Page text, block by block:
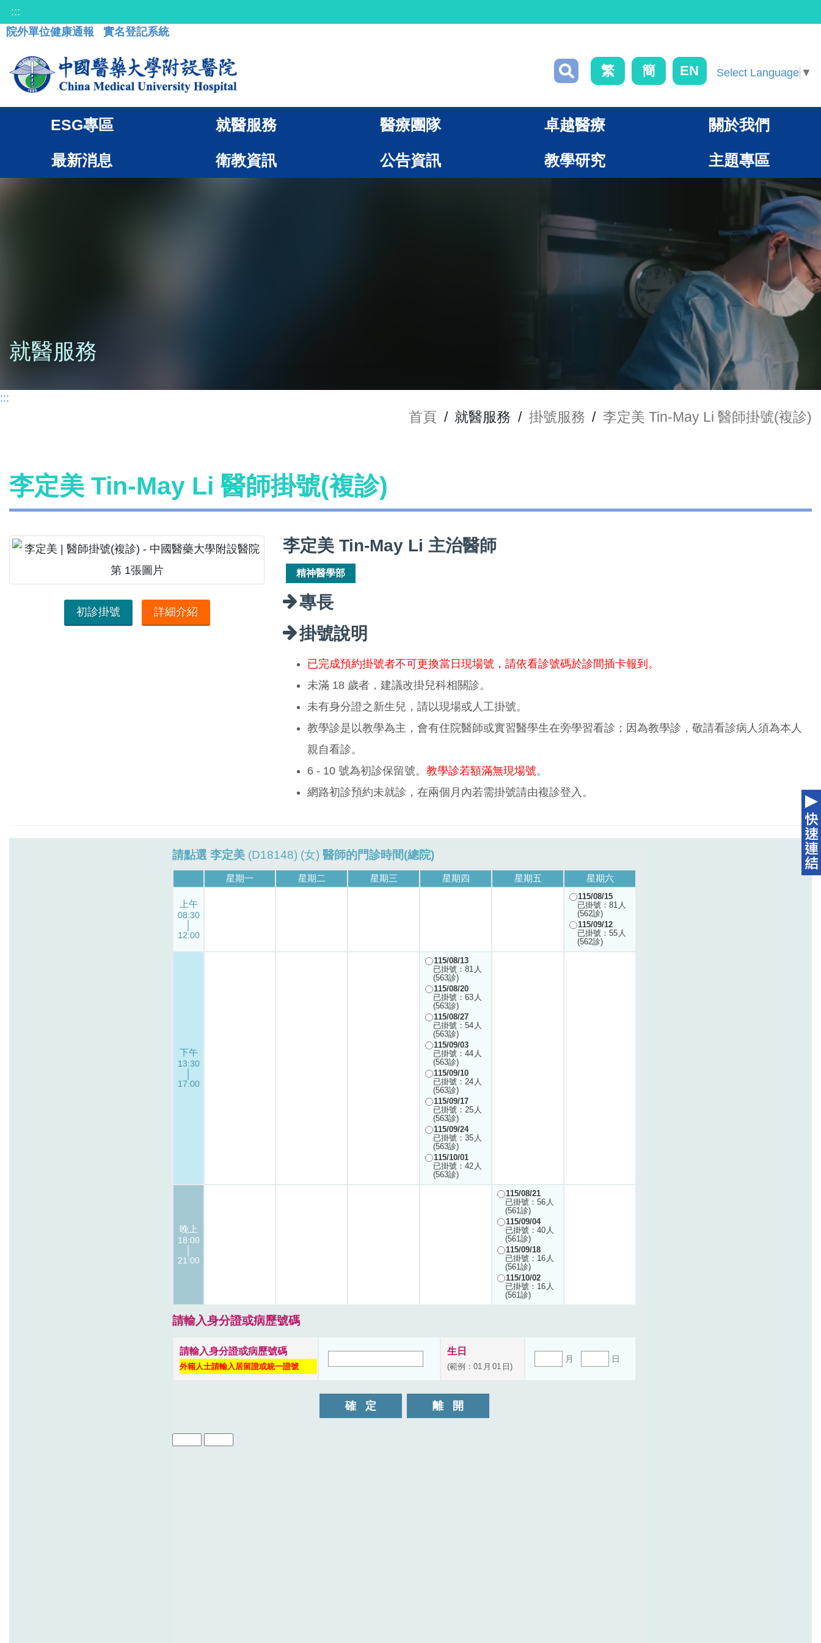
:::
院外單位健康通報
實名登記系統
繁 簡 EN Select Language ▼
ESG專區 就醫服務 醫療團隊 卓越醫療 關於我們
最新消息 衛教資訊 公告資訊 教學研究 主題專區
就醫服務
:::
首頁 / 就醫服務 / 掛號服務 / 李定美 Tin-May Li 醫師掛號(複診)
李定美 Tin-May Li 醫師掛號(複診)
初診掛號 詳細介紹
李定美 Tin-May Li 主治醫師
精神醫學部
專長
掛號說明
已完成預約掛號者不可更換當日現場號，請依看診號碼於診間插卡報到。
未滿 18 歲者，建議改掛兒科相關診。
未有身分證之新生兒，請以現場或人工掛號。
教學診是以教學為主，會有住院醫師或實習醫學生在旁學習看診；因為教學診，敬請看診病人須為本人
親自看診。
6 - 10 號為初診保留號。 教學診若額滿無現場號。
網路初診預約未就診，在兩個月內若需掛號請由複診登入。